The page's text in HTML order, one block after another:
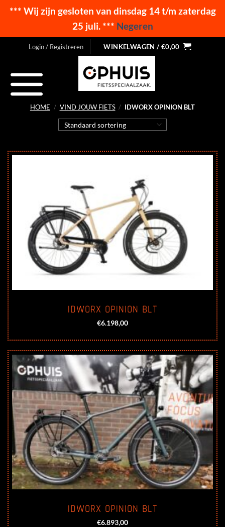
*** Wij zijn gesloten van dinsdag 14 t/m zaterdag
25 juli. *** Negeren
Login / Registreren WINKELWAGEN / €0,00
HOME / VIND JOUW FIETS / IDWORX OPINION BLT
IDWORX OPINION BLT
€6.198,00
IDWORX OPINION BLT
€6.893,00